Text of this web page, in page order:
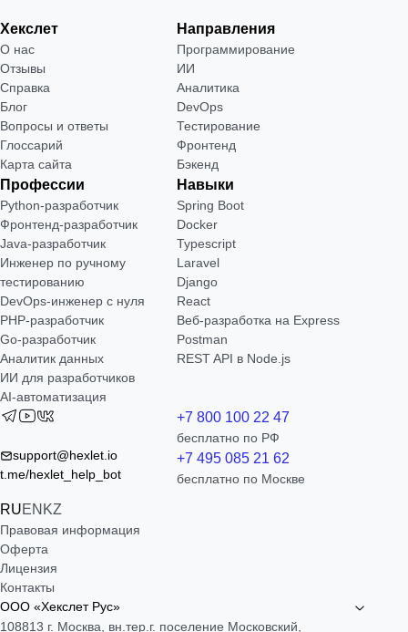
Хекслет
О нас
Отзывы
Справка
Блог
Вопросы и ответы
Глоссарий
Карта сайта
Направления
Программирование
ИИ
Аналитика
DevOps
Тестирование
Фронтенд
Бэкенд
Профессии
Python-разработчик
Фронтенд-разработчик
Java-разработчик
Инженер по ручному
тестированию
DevOps-инженер с нуля
РНР-разработчик
Go-разработчик
Аналитик данных
ИИ для разработчиков
AI-автоматизация
Навыки
Spring Boot
Docker
Typescript
Laravel
Django
React
Веб-разработка на Express
Postman
REST API в Node.js
support@hexlet.io
t.me/hexlet_help_bot
RUEN KZ
+7 800 100 22 47
бесплатно по РФ
+7 495 085 21 62
бесплатно по Москве
Правовая информация
Оферта
Лицензия
Контакты
ООО «Хекслет Рус»
108813 г. Москва, вн.тер.г. поселение Московский,